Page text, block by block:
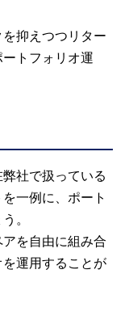
抑えつつリター
トフォリオ運
社で扱っている
一例に、ポート
。
を自由に組み合
運用することが